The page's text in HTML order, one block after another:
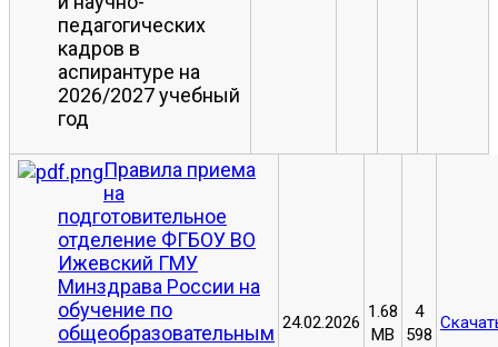
педагогических
кадров в
аспирантуре на
2026/2027 учебный
год
Правила приема
на
подготовительное
отделение ФГБОУ ВО
Ижевский ГМУ
Минздрава России на
обучение по
общеобразовательным 24.02.2026
1.68
MB
4
598